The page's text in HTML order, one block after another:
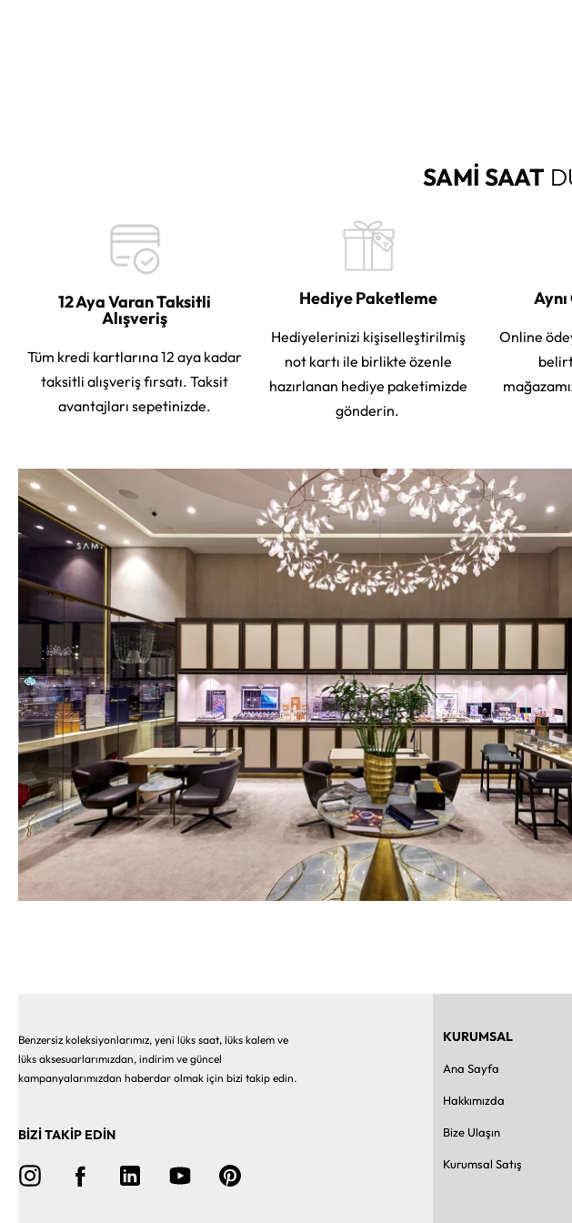
SAMİ SAAT
12 Aya Varan Taksitli
Alışveriş
Tüm kredi kartlarına 12 aya kadar
taksitli alışveriş fırsatı. Taksit
avantajları sepetinizde.
Hediye Paketleme
Hediyelerinizi kişiselleştirilmiş
not kartı ile birlikte özenle
hazırlanan hediye paketimizde
gönderin.
Online
Benzersiz koleksiyonlarımız, yeni lüks saat, lüks kalem ve
lüks aksesuarlarımızdan, indirim ve güncel
kampanyalarımızdan haberdar olmak için bizi takip edin.
BİZİ TAKİP EDİN
KURUMSAL
Ana Sayfa
Hakkımızda
Bize Ulaşın
Kurumsal Satış